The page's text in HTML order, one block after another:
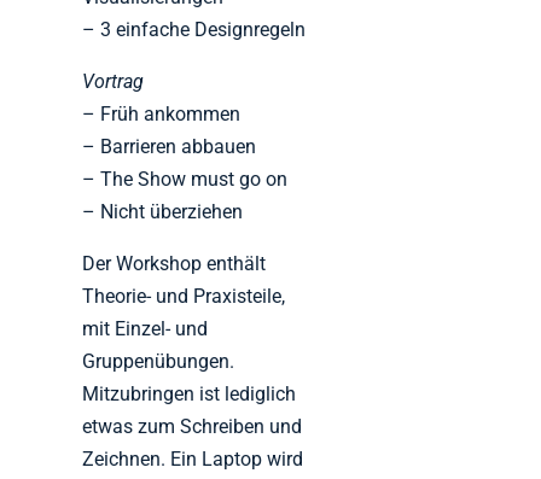
– 3 einfache Designregeln
Vortrag
– Früh ankommen
– Barrieren abbauen
– The Show must go on
– Nicht überziehen
Der Workshop enthält
Theorie- und Praxisteile,
mit Einzel- und
Gruppenübungen.
Mitzubringen ist lediglich
etwas zum Schreiben und
Zeichnen. Ein Laptop wird